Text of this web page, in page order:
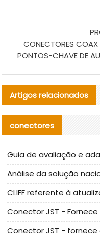
CONECTORES
PONTOS-CHAVE DE
Artigos relacionados
conectores